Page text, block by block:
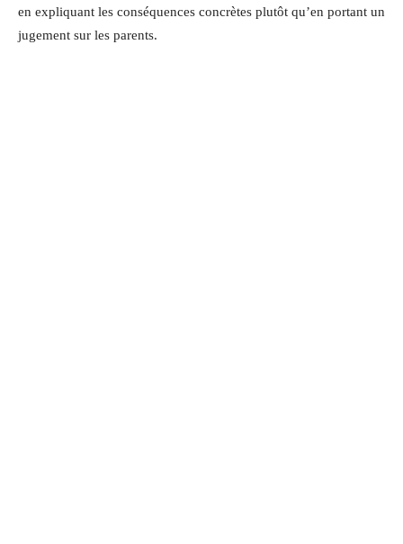
en expliquant les conséquences concrètes plutôt qu’en portant un
jugement sur les parents.